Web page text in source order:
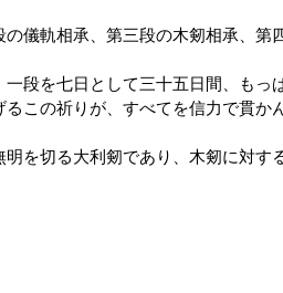
儀軌相承、第三段の木剱相承、第
段を七日として三十五日間、もっ
この祈りが、すべてを信力で貫か
を切る大利剱であり、木剱に対す